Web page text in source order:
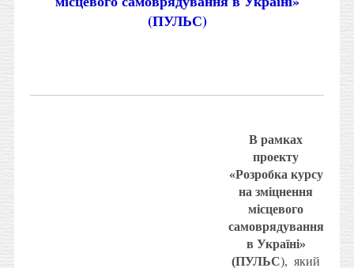
(ПУЛЬС)
В рамках
проекту
«Розробка курсу
на зміцнення
місцевого
самоврядування
в Україні»
(ПУЛЬС), який